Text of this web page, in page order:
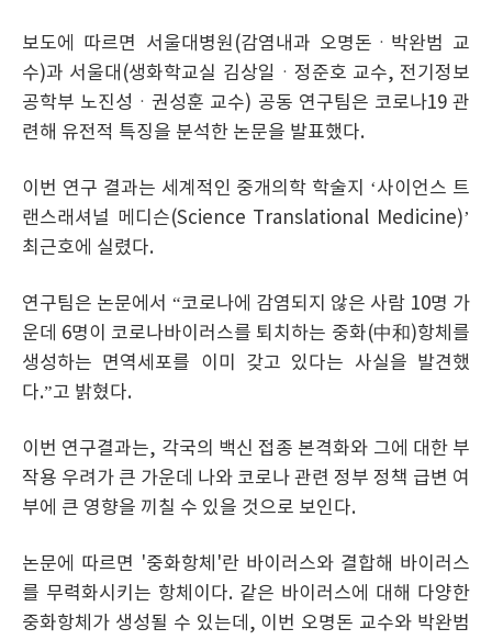
보도에 따르면 서울대병원(감염내과 오명돈ㆍ박완범 교
수)과 서울대(생화학교실 김상일ㆍ정준호 교수, 전기정보
공학부 노진성ㆍ권성훈 교수) 공동 연구팀은 코로나19 관
련해 유전적 특징을 분석한 논문을 발표했다.
이번 연구 결과는 세계적인 중개의학 학술지 ‘사이언스 트
랜스래셔널 메디슨(Science Translational Medicine)’
최근호에 실렸다.
연구팀은 논문에서 “코로나에 감염되지 않은 사람 10명 가
운데 6명이 코로나바이러스를 퇴치하는 중화(中和)항체를
생성하는 면역세포를 이미 갖고 있다는 사실을 발견했
다.”고 밝혔다.
이번 연구결과는, 각국의 백신 접종 본격화와 그에 대한 부
작용 우려가 큰 가운데 나와 코로나 관련 정부 정책 급변 여
부에 큰 영향을 끼칠 수 있을 것으로 보인다.
논문에 따르면 '중화항체'란 바이러스와 결합해 바이러스
를 무력화시키는 항체이다. 같은 바이러스에 대해 다양한
중화항체가 생성될 수 있는데, 이번 오명돈 교수와 박완범